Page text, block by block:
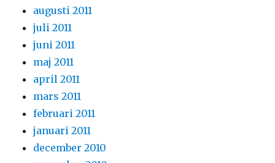
augusti 2011
juli 2011
juni 2011
maj 2011
april 2011
mars 2011
februari 2011
januari 2011
december 2010